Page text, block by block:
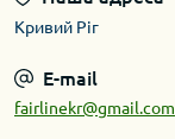
Кривий Ріг
E-mail
fairlinekr@gmail.com